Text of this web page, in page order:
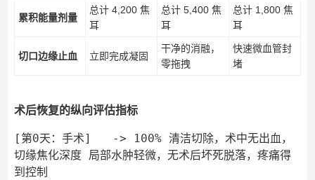
累积能量剂量
总计 4,200 焦
耳
总计 5,400 焦
耳
总计 1,800 焦
耳
切口边缘止血 立即完成凝固
干净的消融，
零拖拽
快速微血管封
堵
术后恢复的纵向评估指标
[第0天：手术]   -> 100% 清洁切除，术中无出血，
切缘焦化深度 局部水肿轻微，无术后坏死脱落，疼痛得
到控制